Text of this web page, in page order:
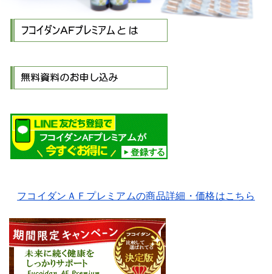
フコイダンＡＦプレミアムの商品詳細・価格はこちら